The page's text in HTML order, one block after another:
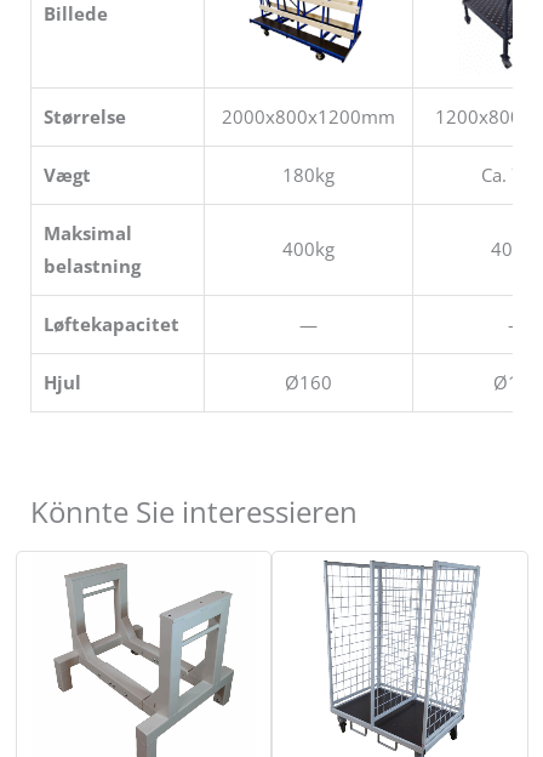
Billede
Størrelse 2000x800x1200mm
Vægt 180kg Ca.
Maksimal
belastning
400kg 400kg
Løftekapacitet — —
Hjul Ø160 Ø100
Könnte Sie interessieren